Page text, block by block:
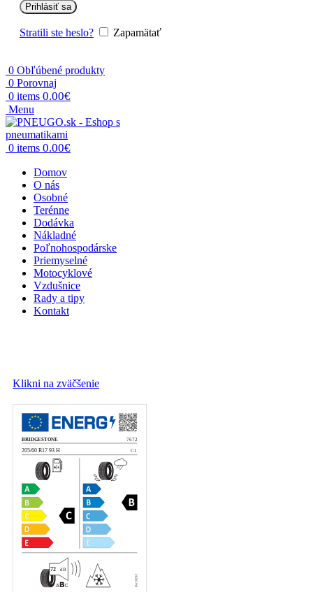
Prihlásiť sa
Stratili ste heslo? Zapamätať
0 Obľúbené produkty
0 Porovnaj
0 items 0.00€
Menu
0 items 0.00€
Domov
O nás
Osobné
Terénne
Dodávka
Nákladné
Poľnohospodárske
Priemyselné
Motocyklové
Vzdušnice
Rady a tipy
Kontakt
Klikni na zväčšenie